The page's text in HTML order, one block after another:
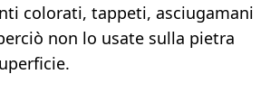
colorati, tappeti, asciugamani
non lo usate sulla pietra